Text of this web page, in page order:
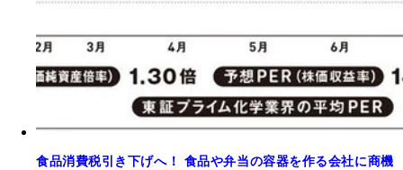
食品消費税引き下げへ！ 食品や弁当の容器を作る会社に商機